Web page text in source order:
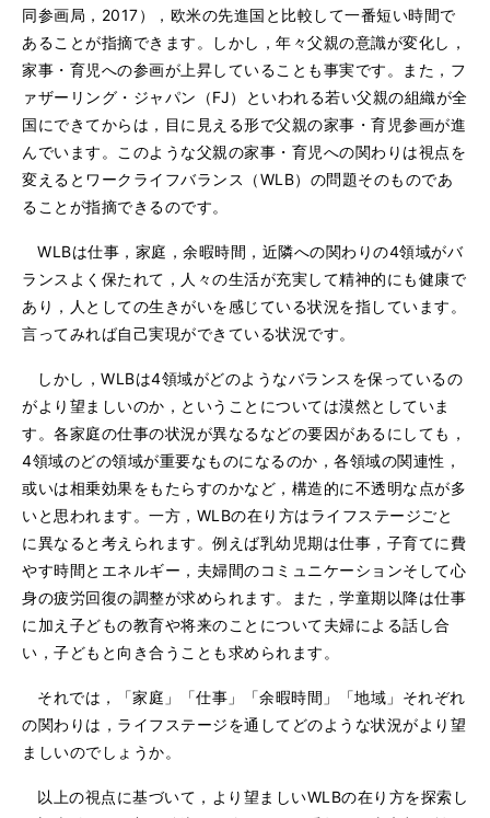
同参画局，2017），欧米の先進国と比較して一番短い時間で
あることが指摘できます。しかし，年々父親の意識が変化し，
家事・育児への参画が上昇していることも事実です。また，フ
ァザーリング・ジャパン（FJ）といわれる若い父親の組織が全
国にできてからは，目に見える形で父親の家事・育児参画が進
んでいます。このような父親の家事・育児への関わりは視点を
変えるとワークライフバランス（WLB）の問題そのものであ
ることが指摘できるのです。
WLBは仕事，家庭，余暇時間，近隣への関わりの4領域がバ
ランスよく保たれて，人々の生活が充実して精神的にも健康で
あり，人としての生きがいを感じている状況を指しています。
言ってみれば自己実現ができている状況です。
しかし，WLBは4領域がどのようなバランスを保っているの
がより望ましいのか，ということについては漠然としていま
す。各家庭の仕事の状況が異なるなどの要因があるにしても，
4領域のどの領域が重要なものになるのか，各領域の関連性，
或いは相乗効果をもたらすのかなど，構造的に不透明な点が多
いと思われます。一方，WLBの在り方はライフステージごと
に異なると考えられます。例えば乳幼児期は仕事，子育てに費
やす時間とエネルギー，夫婦間のコミュニケーションそして心
身の疲労回復の調整が求められます。また，学童期以降は仕事
に加え子どもの教育や将来のことについて夫婦による話し合
い，子どもと向き合うことも求められます。
それでは，「家庭」「仕事」「余暇時間」「地域」それぞれ
の関わりは，ライフステージを通してどのような状況がより望
ましいのでしょうか。
以上の視点に基づいて，より望ましいWLBの在り方を探索し